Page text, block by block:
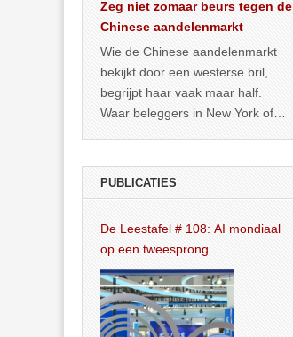
Zeg niet zomaar beurs tegen de
Chinese aandelenmarkt
Wie de Chinese aandelenmarkt
bekijkt door een westerse bril,
begrijpt haar vaak maar half.
Waar beleggers in New York of
PUBLICATIES
De Leestafel # 108: AI mondiaal
op een tweesprong